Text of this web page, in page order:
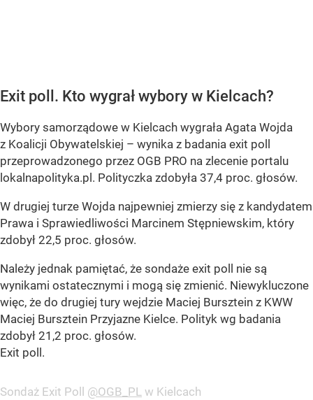
Exit poll. Kto wygrał wybory w Kielcach?
Wybory samorządowe w Kielcach wygrała Agata Wojda
z Koalicji Obywatelskiej – wynika z badania exit poll
przeprowadzonego przez OGB PRO na zlecenie portalu
lokalnapolityka.pl. Polityczka zdobyła 37,4 proc. głosów.
W drugiej turze Wojda najpewniej zmierzy się z kandydatem
Prawa i Sprawiedliwości Marcinem Stępniewskim, który
zdobył 22,5 proc. głosów.
Należy jednak pamiętać, że sondaże exit poll nie są
wynikami ostatecznymi i mogą się zmienić. Niewykluczone
więc, że do drugiej tury wejdzie Maciej Bursztein z KWW
Maciej Bursztein Przyjazne Kielce. Polityk wg badania
zdobył 21,2 proc. głosów.
Exit poll.
Sondaż Exit Poll @OGB_PL w Kielcach